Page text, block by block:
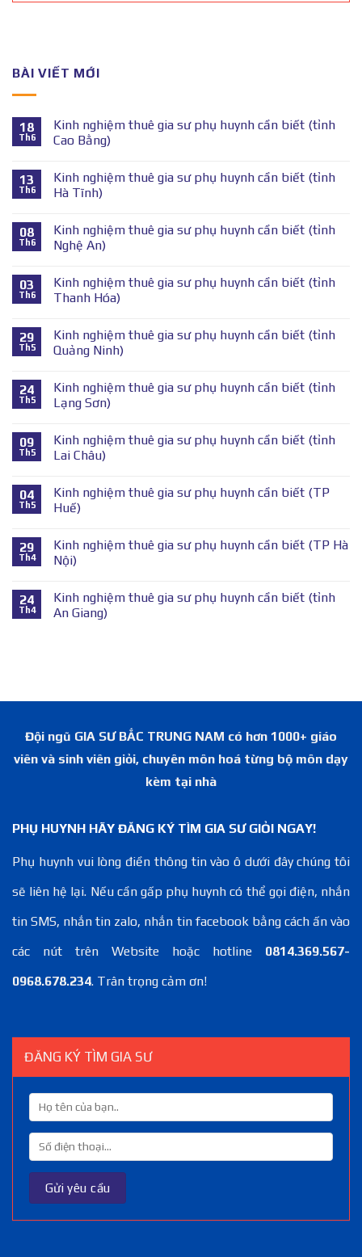
BÀI VIẾT MỚI
18
Th6
Kinh nghiệm thuê gia sư phụ huynh cần biết (tỉnh
Cao Bằng)
13
Th6
Kinh nghiệm thuê gia sư phụ huynh cần biết (tỉnh
Hà Tĩnh)
08
Th6
Kinh nghiệm thuê gia sư phụ huynh cần biết (tỉnh
Nghệ An)
03
Th6
Kinh nghiệm thuê gia sư phụ huynh cần biết (tỉnh
Thanh Hóa)
29
Th5
Kinh nghiệm thuê gia sư phụ huynh cần biết (tỉnh
Quảng Ninh)
24
Th5
Kinh nghiệm thuê gia sư phụ huynh cần biết (tỉnh
Lạng Sơn)
09
Th5
Kinh nghiệm thuê gia sư phụ huynh cần biết (tỉnh
Lai Châu)
04
Th5
Kinh nghiệm thuê gia sư phụ huynh cần biết (TP
Huế)
29
Th4
Kinh nghiệm thuê gia sư phụ huynh cần biết (TP Hà
Nội)
24
Th4
Kinh nghiệm thuê gia sư phụ huynh cần biết (tỉnh
An Giang)
Đội ngũ GIA SƯ BẮC TRUNG NAM có hơn 1000+ giáo
viên và sinh viên giỏi, chuyên môn hoá từng bộ môn dạy
kèm tại nhà
PHỤ HUYNH HÃY ĐĂNG KÝ TÌM GIA SƯ GIỎI NGAY!
Phụ huynh vui lòng điền thông tin vào ô dưới đây chúng tôi
sẽ liên hệ lại. Nếu cần gấp phụ huynh có thể gọi điện, nhắn
tin SMS, nhắn tin zalo, nhắn tin facebook bằng cách ấn vào
các nút trên Website hoặc hotline 0814.369.567-
0968.678.234. Trân trọng cảm ơn!
ĐĂNG KÝ TÌM GIA SƯ